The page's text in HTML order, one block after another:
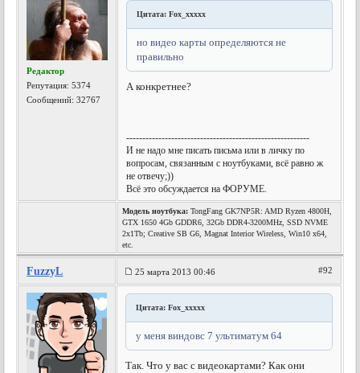
Редактор
Репутация:5374
Сообщений: 32767
Цитата: Fox_xxxxx
но видео карты определяются не
правильно
А конкретнее?
---------------------------------------------------------
И не надо мне писать письма или в личку по
вопросам, связанным с ноутбуками, всё равно ж
не отвечу;))
Всё это обсуждается на ФОРУМЕ.
Модель ноутбука: TongFang GK7NP5R: AMD Ryzen 4800H,
GTX 1650 4Gb GDDR6, 32Gb DDR4-3200MHz, SSD NVME
2x1Tb; Creative SB G6, Magnat Interior Wireless, Win10 x64,
etc.
FuzzyL 25 марта 2013 00:46 #92
Цитата: Fox_xxxxx
у меня виндовс 7 ультиматум 64
Так. Что у вас с видеокартами? Как они